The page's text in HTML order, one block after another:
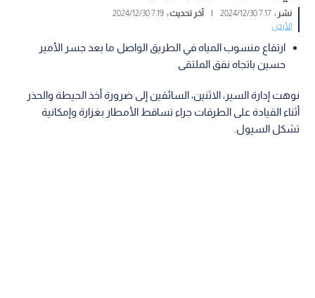
نشر :7:17 2024/12/30
| آخر تحديث :7:19 2024/12/30
الأردن
ارتفاع منسوب المياه في الطريق الواصل ما بعد جسر الأمير
حسين باتجاه نفق الملتقى
نوهت إدارة السير، الاثنين، السائقين إلى ضرورة أخذ الحيطة والحذر
أثناء القيادة على الطرقات جراء تساقط الأمطار بغزارة وإمكانية
تشكل السيول.